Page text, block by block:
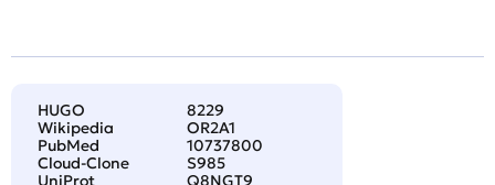
HUGO
8229
Wikipedia
OR2A1
PubMed
10737800
Cloud-Clone
S985